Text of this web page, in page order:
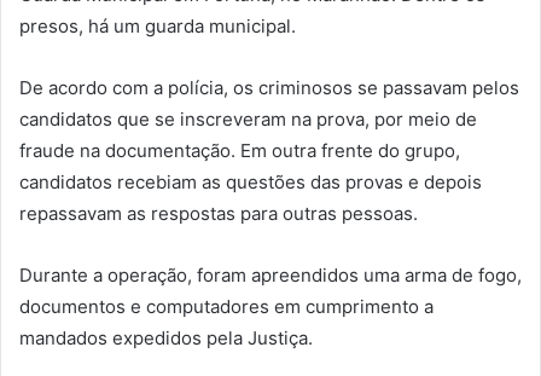
presos, há um guarda municipal.
De acordo com a polícia, os criminosos se passavam pelos
candidatos que se inscreveram na prova, por meio de
fraude na documentação. Em outra frente do grupo,
candidatos recebiam as questões das provas e depois
repassavam as respostas para outras pessoas.
Durante a operação, foram apreendidos uma arma de fogo,
documentos e computadores em cumprimento a
mandados expedidos pela Justiça.